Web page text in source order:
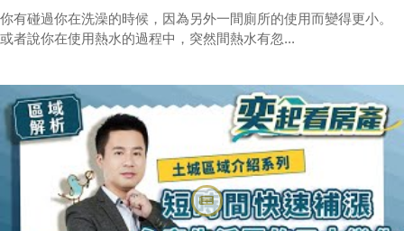
你有碰過你在洗澡的時候，因為另外一間廁所的使用而變得更小。
或者說你在使用熱水的過程中，突然間熱水有忽...